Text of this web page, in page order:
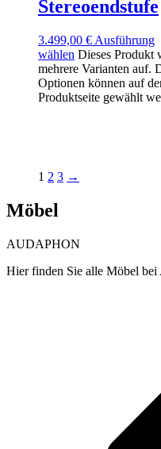
Stereoendstufe
3.499,00 € Ausführung
wählen Dieses Produkt
mehrere Varianten auf.
Optionen können auf
Produktseite gewählt
1 2 3 →
Möbel
AUDAPHON
Hier finden Sie alle Möbel